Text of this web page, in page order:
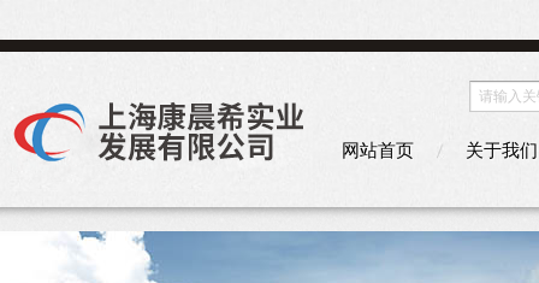
网站首页 关于我们